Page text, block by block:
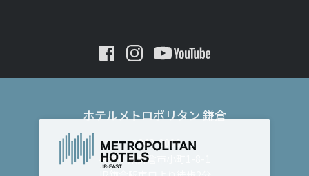
ホテルメトロポリタン 鎌倉
〒248-0006
神奈川県鎌倉市小町1-8-1